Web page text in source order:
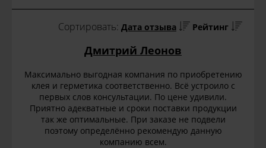
Сортировать: Дата отзыва Рейтинг
Дмитрий Леонов
Максимально выгодная компания по приобретению
клея и герметика соответственно. Всё устроило с
первых слов консультации. По цене удивили.
Приятно адекватные и сроки поставки продукции
так же оптимальные. При заказе не подвели
поэтому определённо рекомендую данную
компанию всем.